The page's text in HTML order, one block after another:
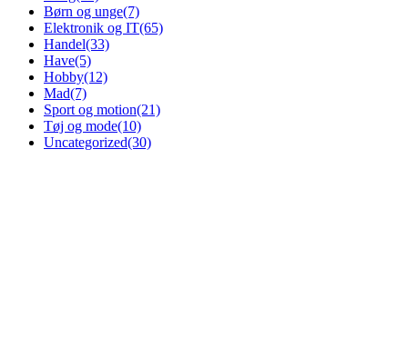
Børn og unge(7)
Elektronik og IT(65)
Handel(33)
Have(5)
Hobby(12)
Mad(7)
Sport og motion(21)
Tøj og mode(10)
Uncategorized(30)